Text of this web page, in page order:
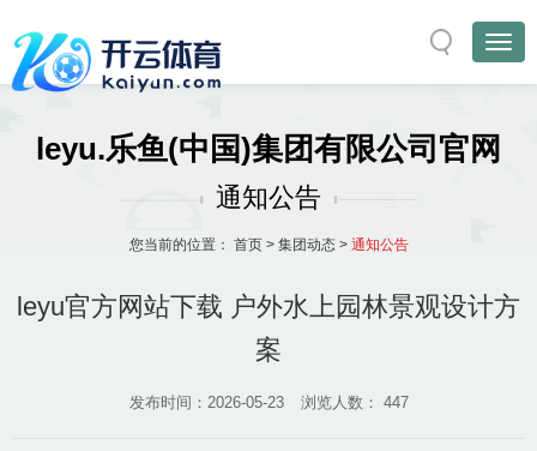
leyu.乐鱼(中国)集团有限公司官网
通知公告
您当前的位置： 首页> 集团动态> 通知公告
leyu官方网站下载 户外水上园林景观设计方
案
发布时间：2026-05-23 浏览人数： 447